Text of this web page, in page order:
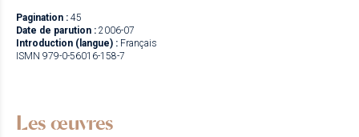
Pagination : 45
Date de parution : 2006-07
Introduction (langue) : Français
ISMN 979-0-56016-158-7
Les œuvres